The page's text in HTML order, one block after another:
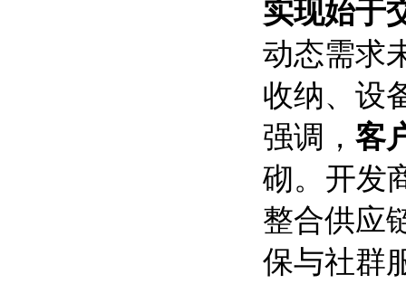
实现始于
动态需求
收纳、设
强调， 客
砌。开发
整合供应
保与社群